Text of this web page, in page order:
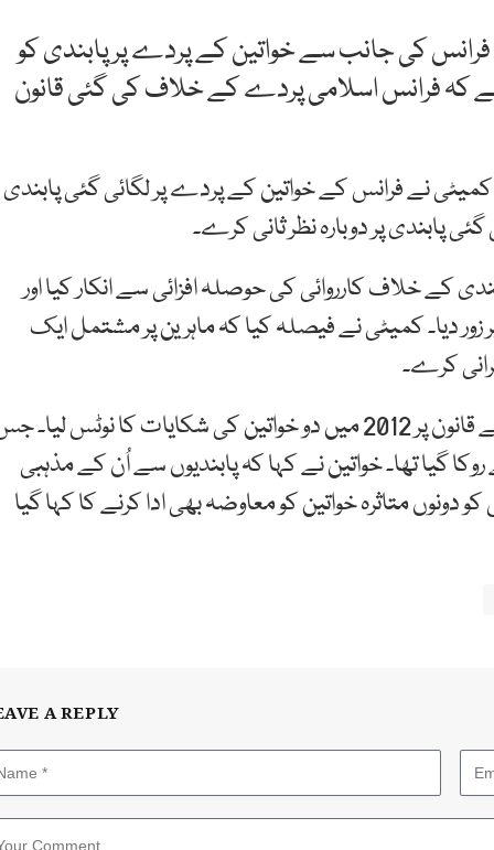
فرانس کی جانب سے خواتین کے پردے پر پابندی کو
کہ فرانس اسلامی پردے کے خلاف کی گئی قانون
نے فرانس کے خواتین کے پردے پر لگائی گئی پابندی
پابندی پر دوبارہ نظر ثانی کرے۔
خلاف کارروائی کی حوصلہ افزائی سے انکار کیا اور
دیا۔ کمیٹی نے فیصلہ کیا کہ ماہرین پر مشتمل ایک
کرے۔
کمیٹی نے 2010 میں حجاب پہننے کے خلاف بنائے گئے قانون پر 2012 میں دو خواتین کی شکایات کا نوٹس
تھا۔ خواتین نے کہا کہ پابندیوں سے اُن کے مذہبی
متاثرہ خواتین کو معاوضہ بھی ادا کرنے کا کہا گیا
A REPLY